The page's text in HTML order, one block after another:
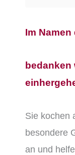
Im
Sie kochen
besondere
an und